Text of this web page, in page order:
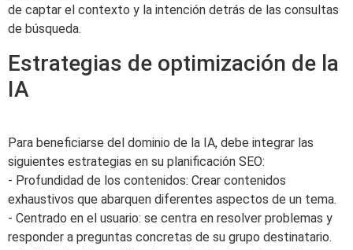
de captar el contexto y la intención detrás de las consultas
de búsqueda.
Estrategias de optimización de la
IA
Para beneficiarse del dominio de la IA, debe integrar las
siguientes estrategias en su planificación SEO:
- Profundidad de los contenidos: Crear contenidos
exhaustivos que abarquen diferentes aspectos de un tema.
- Centrado en el usuario: se centra en resolver problemas y
responder a preguntas concretas de su grupo destinatario.